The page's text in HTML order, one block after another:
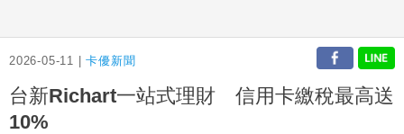
2026-05-11 |卡優新聞
台新Richart一站式理財 信用卡繳稅最高送
10%